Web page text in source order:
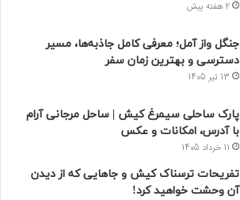
2 هفته پیش
جنگل واز آمل؛ معرفی کامل جاذبه‌ها، مسیر
دسترسی و بهترین زمان سفر
13 تیر 1405
پارک ساحلی سیمرغ کیش | ساحل مرجانی آرام
با آدرس، امکانات و عکس
11 خرداد 1405
تفریحات ترسناک کیش و جاهایی که از دیدن
آن وحشت خواهید کرد!